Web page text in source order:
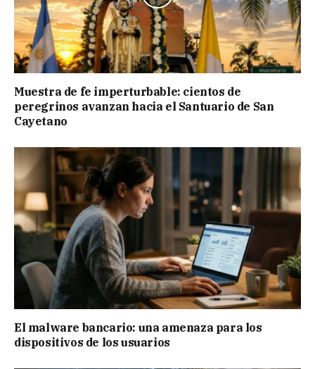
Muestra de fe imperturbable: cientos de
peregrinos avanzan hacia el Santuario de San
Cayetano
El malware bancario: una amenaza para los
dispositivos de los usuarios